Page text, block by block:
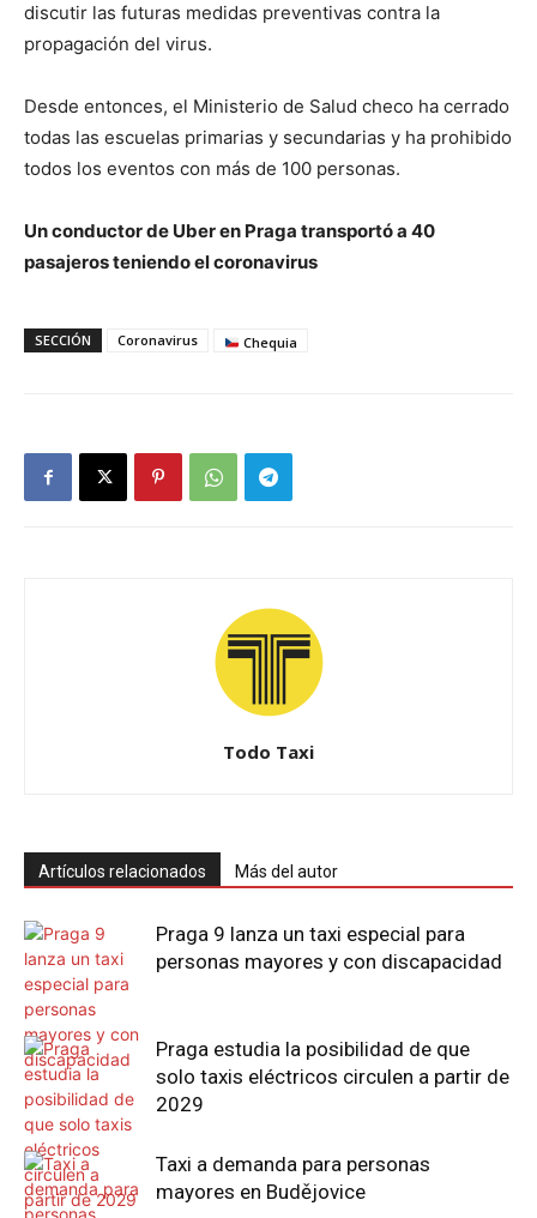
discutir las futuras medidas preventivas contra la
propagación del virus.
Desde entonces, el Ministerio de Salud checo ha cerrado
todas las escuelas primarias y secundarias y ha prohibido
todos los eventos con más de 100 personas.
Un conductor de Uber en Praga transportó a 40
pasajeros teniendo el coronavirus
SECCIÓN Coronavirus Chequia
Todo Taxi
Artículos relacionados Más del autor
Praga 9 lanza un taxi especial para
personas mayores y con discapacidad
Praga estudia la posibilidad de que
solo taxis eléctricos circulen a partir de
2029
Taxi a demanda para personas
mayores en Budějovice